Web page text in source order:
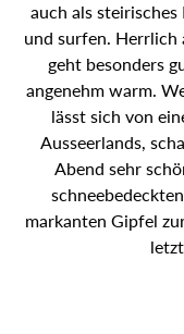
auch als
und surfen. Herrlich
geht besonders
angenehm warm.
lässt sich von
Ausseerlands,
Abend sehr
markanten Gipfel